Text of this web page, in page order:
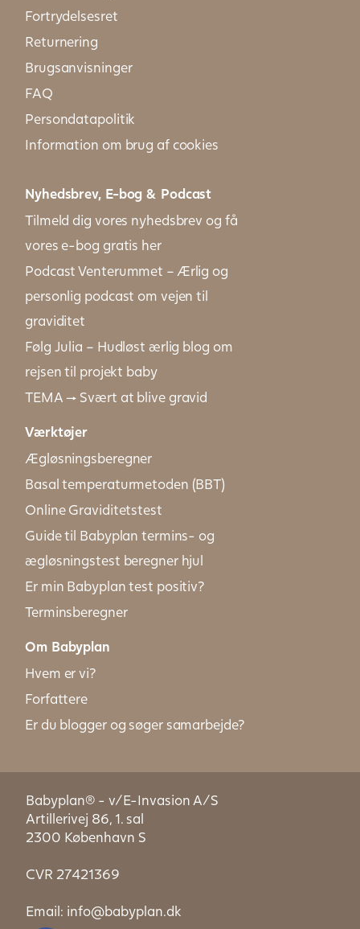
Fortrydelsesret
Returnering
Brugsanvisninger
FAQ
Persondatapolitik
Information om brug af cookies
Nyhedsbrev, E-bog & Podcast
Tilmeld dig vores nyhedsbrev og få
vores e-bog gratis her
Podcast Venterummet – Ærlig og
personlig podcast om vejen til
graviditet
Følg Julia – Hudløst ærlig blog om
rejsen til projekt baby
TEMA → Svært at blive gravid
Værktøjer
Ægløsningsberegner
Basal temperaturmetoden (BBT)
Online Graviditetstest
Guide til Babyplan termins- og
ægløsningstest beregner hjul
Er min Babyplan test positiv?
Terminsberegner
Om Babyplan
Hvem er vi?
Forfattere
Er du blogger og søger samarbejde?
Babyplan® - v/E-Invasion A/S
Artillerivej 86, 1. sal
2300 København S
CVR 27421369
Email: info@babyplan.dk